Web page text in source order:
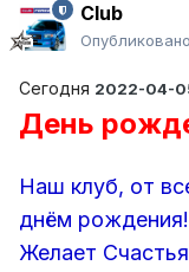
Club
Опубликовано
Сегодня 2022-04-
День
Наш клуб, от
днём рождения!
Желает